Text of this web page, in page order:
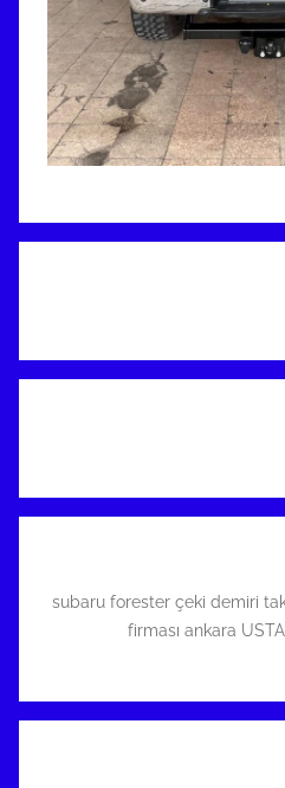
subaru forester çeki demiri
firması ankara